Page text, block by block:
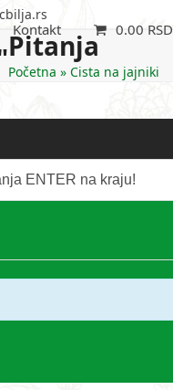
Kontakt 0.00 RSD
Pitanja
Početna » Cista na jajniki